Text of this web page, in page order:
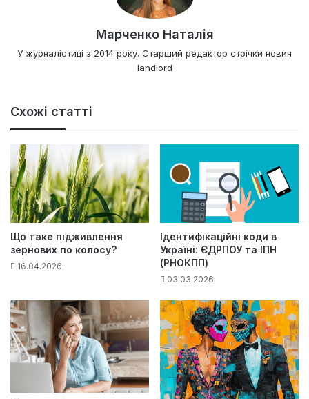
Марченко Наталія
У журналістиці з 2014 року. Старший редактор стрічки новин
landlord
Схожі статті
Що таке підживлення
зернових по колосу?
16.04.2026
Ідентифікаційні коди в
Україні: ЄДРПОУ та ІПН
(РНОКПП)
03.03.2026